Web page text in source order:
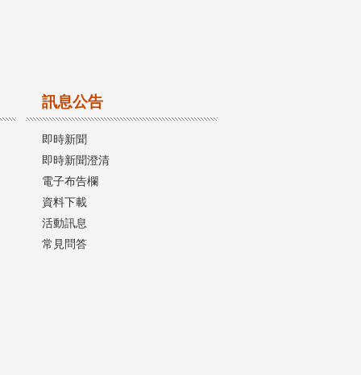
訊息公告
即時新聞
即時新聞澄清
電子布告欄
資料下載
活動訊息
常見問答